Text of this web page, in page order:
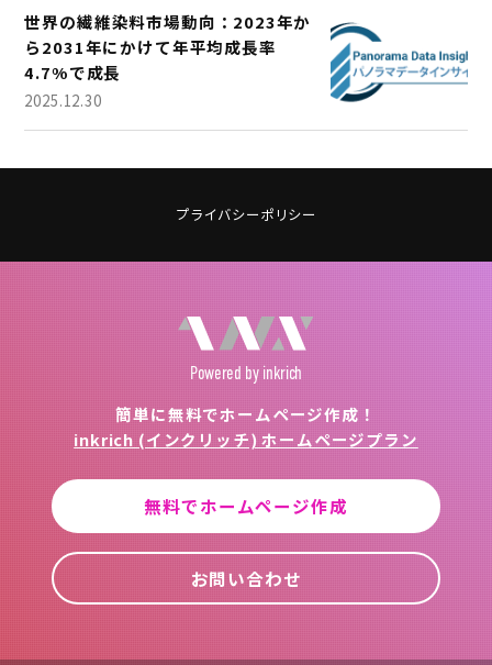
世界の繊維染料市場動向：2023年か
ら2031年にかけて年平均成長率
4.7%で成長
2025.12.30
プライバシーポリシー
Powered by inkrich
簡単に無料でホームページ作成！
inkrich (インクリッチ) ホームページプラン
無料でホームページ作成
お問い合わせ